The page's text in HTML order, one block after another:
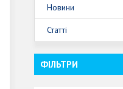
Новини
Статті
ФІЛЬТРИ